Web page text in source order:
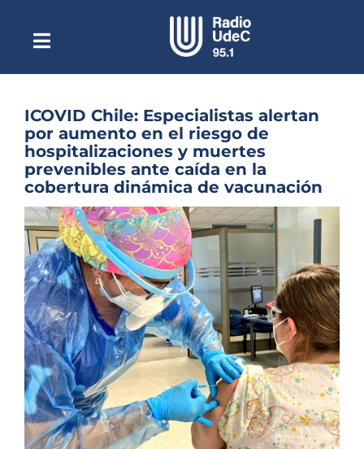
contenidoToggle
NavigationEscuchar Radio UdeC en vivo
Quiénes Somos
Programación
Podcast
Noticias
Reportajes
Columnas
Música Clásica
Especiales
Archivo Sonoro
ICOVID Chile: Especialistas alertan
por aumento en el riesgo de
hospitalizaciones y muertes
prevenibles ante caída en la
cobertura dinámica de vacunación
Ver
imagen
más
grande